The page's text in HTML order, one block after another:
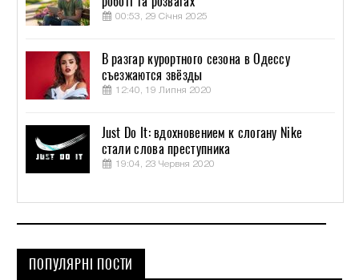
00:53, 29 Січня 2025
В разгар курортного сезона в Одессу
съезжаются звёзды
12:40, 19 Липня 2020
Just Do It: вдохновением к слогану Nike
стали слова преступника
19:04, 23 Червня 2020
ПОПУЛЯРНІ ПОСТИ